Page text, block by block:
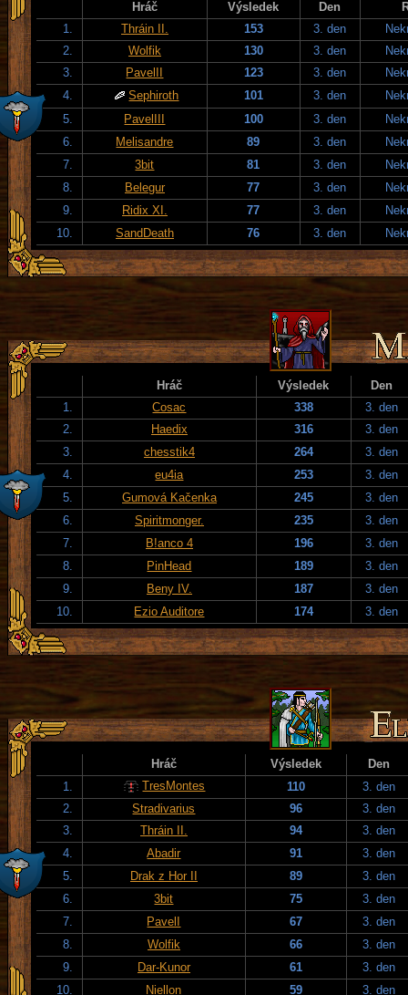
Hráč Výsledek Den
1.
Thráin II. 153 3. den
2.
Wolfik 130 3. den
3.
PavelII 123 3. den
4.
Sephiroth 101 3. den
5.
PavelIII 100 3. den
6.
Melisandre 89 3. den
7.
3bit 81 3. den
8.
Belegur 77 3. den
9.
Ridix XI. 77 3. den
10.
SandDeath 76 3. den
Hráč Výsledek
Den
1.
Cosac 338
3. den
2.
Haedix 316
3. den
3.
chesstik4 264
3. den
4.
eu4ia 253
3. den
5.
Gumová Kačenka 245
3. den
6.
Spiritmonger. 235
3. den
7.
B!anco 4 196
3. den
8.
PinHead 189
3. den
9.
Beny IV. 187
3. den
10.
Ezio Auditore 174 3. den
Hráč Výsledek
Den
1.
TresMontes 110
3. den
2.
Stradivarius 96
3. den
3.
Thráin II. 94
3. den
4.
Abadir 91
3. den
5.
Drak z Hor II 89
3. den
6.
3bit 75
3. den
7.
PavelI 67
3. den
8.
Wolfik 66
3. den
9.
Dar-Kunor 61
3. den
10.
Niellon 59 3. den